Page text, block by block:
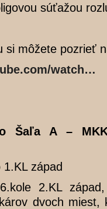
súťažou
si môžete pozrieť
watch…
Šaľa A –
západ
2.KL
dvoch